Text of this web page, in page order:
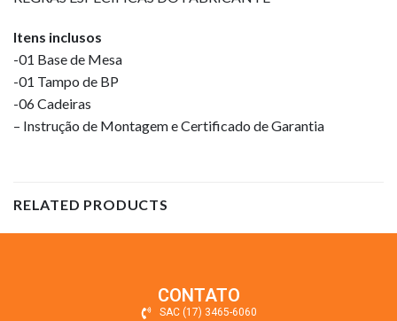
Itens inclusos
-01 Base de Mesa
-01 Tampo de BP
-06 Cadeiras
– Instrução de Montagem e Certificado de Garantia
RELATED PRODUCTS
CONTATO
SAC (17) 3465-6060